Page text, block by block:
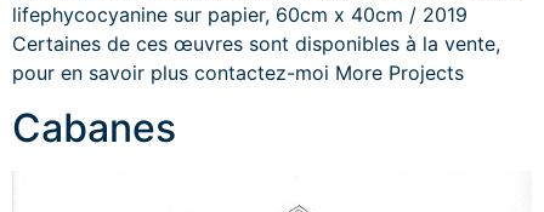
lifephycocyanine sur papier, 60cm x 40cm / 2019
Certaines de ces œuvres sont disponibles à la vente,
pour en savoir plus contactez-moi More Projects
Cabanes